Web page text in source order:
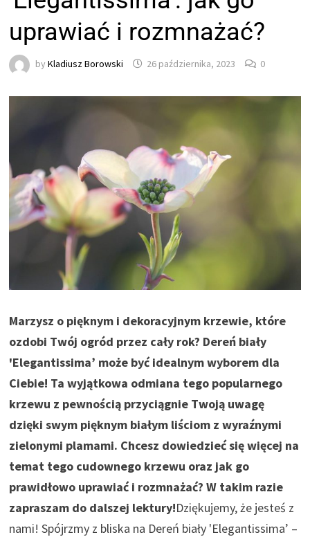
uprawiać i rozmnażać?
byKladiusz Borowski 26 października, 2023 0
Marzysz o pięknym i dekoracyjnym krzewie, które
ozdobi Twój ogród przez cały rok? Dereń biały
'Elegantissima’ może być idealnym wyborem dla
Ciebie! Ta wyjątkowa odmiana tego popularnego
krzewu z pewnością przyciągnie Twoją uwagę
dzięki swym pięknym białym liściom z wyraźnymi
zielonymi plamami. Chcesz dowiedzieć się więcej na
temat tego cudownego krzewu oraz jak go
prawidłowo uprawiać i rozmnażać? W takim razie
zapraszam do dalszej lektury!Dziękujemy, że jesteś z
nami! Spójrzmy z bliska na Dereń biały 'Elegantissima’ –